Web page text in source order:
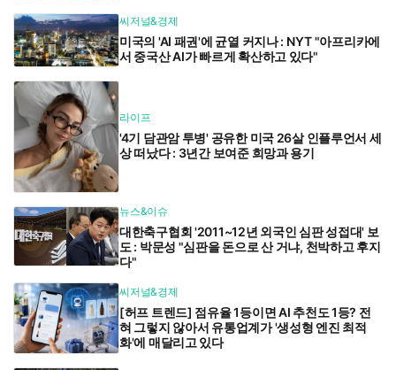
씨저널&경제
미국의 'AI 패권'에 균열 커지나 : NYT "아프리카에
서 중국산 AI가 빠르게 확산하고 있다"
라이프
'4기 담관암 투병' 공유한 미국 26살 인플루언서 세
상 떠났다 : 3년간 보여준 희망과 용기
뉴스&이슈
대한축구협회 '2011~12년 외국인 심판 성접대' 보
도 : 박문성 "심판을 돈으로 산 거냐, 천박하고 후지
다"
씨저널&경제
[허프 트렌드] 점유율 1등이면 AI 추천도 1등? 전
혀 그렇지 않아서 유통업계가 '생성형 엔진 최적
화'에 매달리고 있다